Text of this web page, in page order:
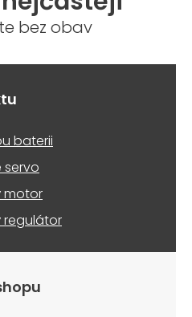
bez obav
baterii
servo
motor
regulátor